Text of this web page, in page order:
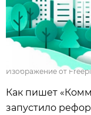
Изображение от
Как пишет
запустило